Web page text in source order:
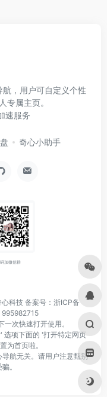
，用户可自定义个性
专属主页。
速服务
奇心小助手
加微信群
科技 备案号：浙ICP备
995982715
次快速打开使用。
选项下面的 '打开特定网页
为首页啦。
航无关。请用户注意甄别
。